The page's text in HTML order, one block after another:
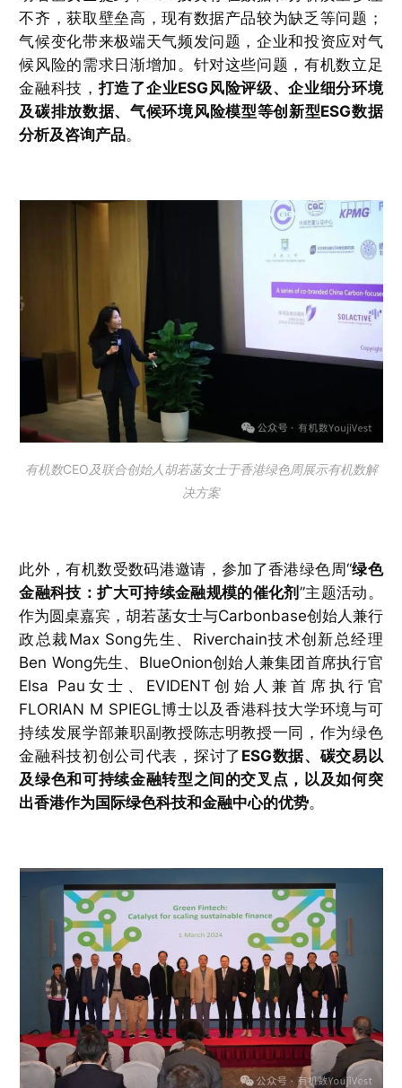
不齐，获取壁垒高，现有数据产品较为缺乏等问题；
气候变化带来极端天气频发问题，企业和投资应对气
候风险的需求日渐增加。针对这些问题，有机数立足
金融科技， 打造了企业ESG风险评级、企业细分环境
及碳排放数据、气候环境风险模型等创新型ESG数据
分析及咨询产品。
有机数CEO及联合创始人胡若菡女士于香港绿色周展示有机数解
决方案
此外，有机数受数码港邀请，参加了香港绿色周“绿色
金融科技：扩大可持续金融规模的催化剂 ”主题活动。
作为圆桌嘉宾，胡若菡女士与Carbonbase创始人兼行
政总裁Max Song先生、Riverchain技术创新总经理
Ben Wong先生、BlueOnion创始人兼集团首席执行官
Elsa Pau女士、EVIDENT创始人兼首席执行官
FLORIAN M SPIEGL博士以及香港科技大学环境与可
持续发展学部兼职副教授陈志明教授一同，作为绿色
金融科技初创公司代表，探讨了 ESG数据、碳交易以
及绿色和可持续金融转型之间的交叉点，以及如何突
出香港作为国际绿色科技和金融中心的优势。